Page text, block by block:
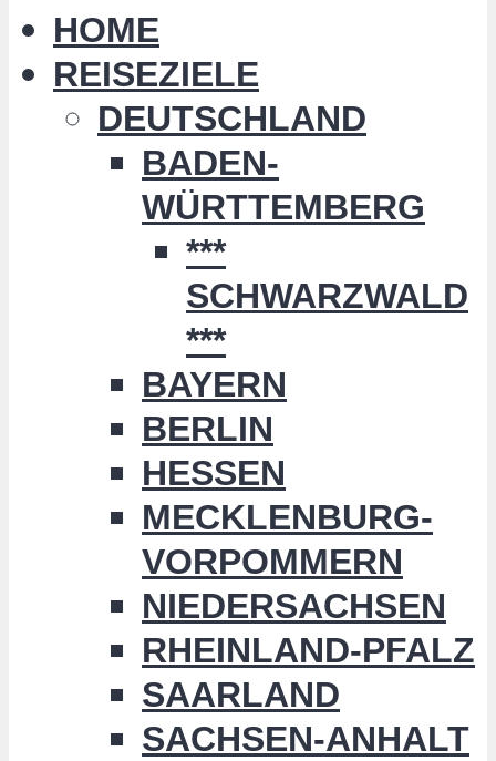
HOME
REISEZIELE
DEUTSCHLAND
BADEN-
WÜRTTEMBERG
***
SCHWARZWALD
***
BAYERN
BERLIN
HESSEN
MECKLENBURG-
VORPOMMERN
NIEDERSACHSEN
RHEINLAND-PFALZ
SAARLAND
SACHSEN-ANHALT